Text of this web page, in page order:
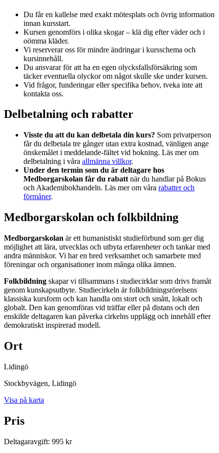
Du får en kallelse med exakt mötesplats och övrig information
innan kursstart.
Kursen genomförs i olika skogar – klä dig efter väder och i
oömma kläder.
Vi reserverar oss för mindre ändringar i kursschema och
kursinnehåll.
Du ansvarar för att ha en egen olycksfallsförsäkring som
täcker eventuella olyckor om något skulle ske under kursen.
Vid frågor, funderingar eller specifika behov, tveka inte att
kontakta oss.
Delbetalning och rabatter
Visste du att du kan delbetala din kurs? Som privatperson
får du delbetala tre gånger utan extra kostnad, vänligen ange
önskemålet i meddelande-fältet vid bokning. Läs mer om
delbetalning i våra allmänna villkor.
Under den termin som du är deltagare hos
Medborgarskolan får du rabatt när du handlar på Bokus
och Akademibokhandeln. Läs mer om våra rabatter och
förmåner.
Medborgarskolan och folkbildning
Medborgarskolan är ett humanistiskt studieförbund som ger dig
möjlighet att lära, utvecklas och utbyta erfarenheter och tankar med
andra människor. Vi har en bred verksamhet och samarbete med
föreningar och organisationer inom många olika ämnen.
Folkbildning skapar vi tillsammans i studiecirklar som drivs framåt
genom kunskapsutbyte. Studiecirkeln är folkbildningsrörelsens
klassiska kursform och kan handla om stort och smått, lokalt och
globalt. Den kan genomföras vid träffar eller på distans och den
enskilde deltagaren kan påverka cirkelns upplägg och innehåll efter
demokratiskt inspirerad modell.
Ort
Lidingö
Stockbyvägen, Lidingö
Visa på karta
Pris
Deltagaravgift: 995 kr